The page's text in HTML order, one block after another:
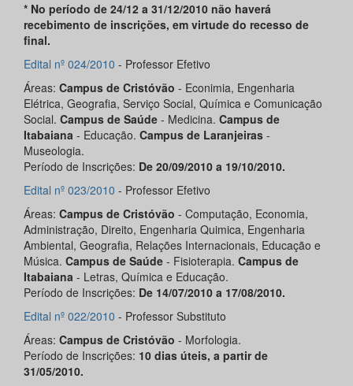
* No período de 24/12 a 31/12/2010 não haverá
recebimento de inscrições, em virtude do recesso de
final.
Edital nº 024/2010 - Professor Efetivo
Áreas: Campus de Cristóvão - Econimia, Engenharia
Elétrica, Geografia, Serviço Social, Química e Comunicação
Social. Campus de Saúde - Medicina. Campus de
Itabaiana - Educação. Campus de Laranjeiras -
Museologia.
Período de Inscrições: De 20/09/2010 a 19/10/2010.
Edital nº 023/2010 - Professor Efetivo
Áreas: Campus de Cristóvão - Computação, Economia,
Administração, Direito, Engenharia Quimica, Engenharia
Ambiental, Geografia, Relações Internacionais, Educação e
Música. Campus de Saúde - Fisioterapia. Campus de
Itabaiana - Letras, Química e Educação.
Período de Inscrições: De 14/07/2010 a 17/08/2010.
Edital nº 022/2010 - Professor Substituto
Áreas: Campus de Cristóvão - Morfologia.
Período de Inscrições: 10 dias úteis, a partir de
31/05/2010.